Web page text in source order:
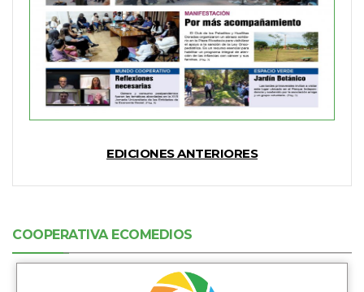
EDICIONES ANTERIORES
COOPERATIVA ECOMEDIOS